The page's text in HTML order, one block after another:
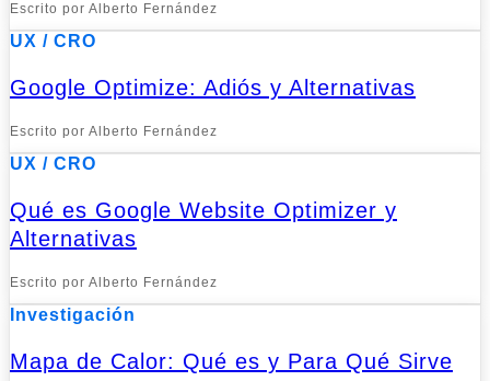
Escrito por Alberto Fernández
UX / CRO
Google Optimize: Adiós y Alternativas
Escrito por Alberto Fernández
UX / CRO
Qué es Google Website Optimizer y
Alternativas
Escrito por Alberto Fernández
Investigación
Mapa de Calor: Qué es y Para Qué Sirve